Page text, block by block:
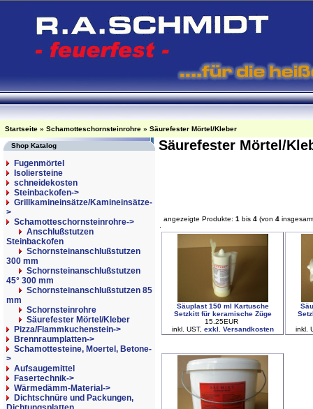
Startseite » Schamotteschornsteinrohre » Säurefester Mörtel/Kleber
Shop Katalog
Fugenmörtel
Isoliersteine
schneidekosten
Steinbackofen->
Grillkamineinsätze/Kamineinsätze-
>
Schamotteschornsteinrohre->
Anschlußstutzen
Steinbackofen
Schornsteinanschlußstutzen
300 mm
Schornsteinanschlußstutzen
45° 300 mm
Schornsteinanschlußstutzen 85
mm
Schornsteinrohre
Säurefester Mörtel/Kleber
Pizza/Flammkuchenstein->
Brennraumplatten->
Schamottesteine, Moertel, Betone-
>
Aufsaugemittel
Fasertechnik->
Wärmedämm-Material->
Dichtschnüre und Packungen,
Säurefester Mörtel/
angezeigte Produkte: 1 bis 4 (von 4
Säuplast 150 ml Kartusche
Setzkitt für keramische Züge
15.25EUR
inkl. UST, exkl. Versandkosten
inkl.